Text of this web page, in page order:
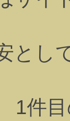
とし
1件